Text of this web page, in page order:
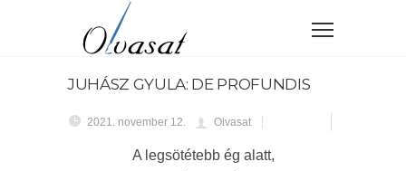
JUHÁSZ GYULA: DE PROFUNDIS
2021. november 12. Olvasat
A legsötétebb ég alatt,